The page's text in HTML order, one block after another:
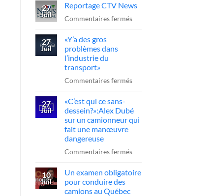
sur
l’A-
la
presse
Québec
27
Juil
Reportage CTV News
Commentaires ferméssur
27
Juil
«Y’a des gros
problèmes dans
l’industrie du
transport»
Commentaires ferméssur
gros
problèmes
transport»
27
Juil
«C’est qui ce sans-
dessein?»:Alex Dubé
sur un camionneur qui
fait une manœuvre
dangereuse
Commentaires ferméssur
qui
10
Juil
Un examen obligatoire
pour conduire des
camions au Québec